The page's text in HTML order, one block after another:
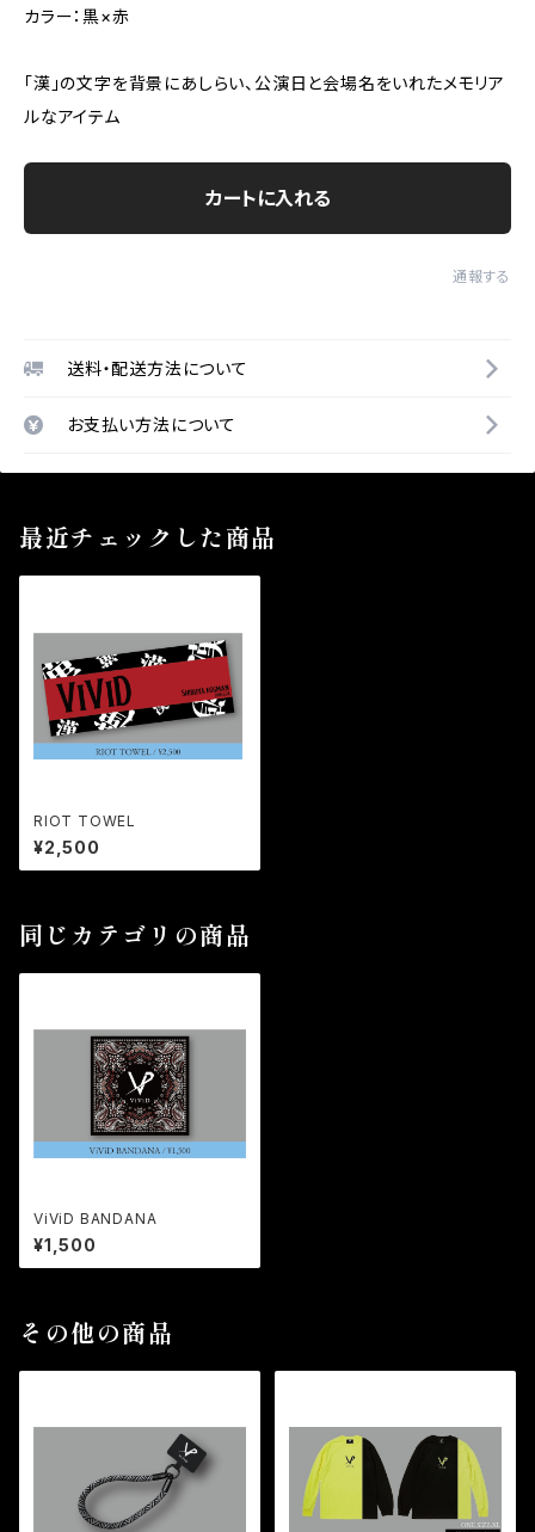
カラー：黒×赤
「漢」の文字を背景にあしらい、公演日と会場名をいれたメモリア
ルなアイテム
カートに入れる
通報する
送料・配送方法について
お支払い方法について
最近チェックした商品
RIOT TOWEL
¥2,500
同じカテゴリの商品
ViViD BANDANA
¥1,500
その他の商品